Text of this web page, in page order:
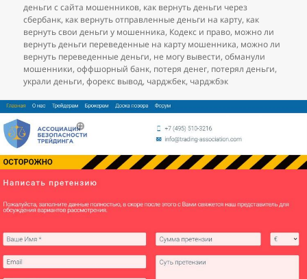
деньги с сайта мошенников, как вернуть деньги через
сбербанк, как вернуть отправленные деньги на карту, как
вернуть свои деньги у мошенника, Кодекс и право, можно ли
вернуть деньги переведенные на карту мошенника, можно ли
вернуть переведенные деньги, не могу вывести,обманули
мошенники,оффшорный банк, потеря денег, потерял деньги,
украли деньги,форекс вывод, чарджбек, чарджбэк